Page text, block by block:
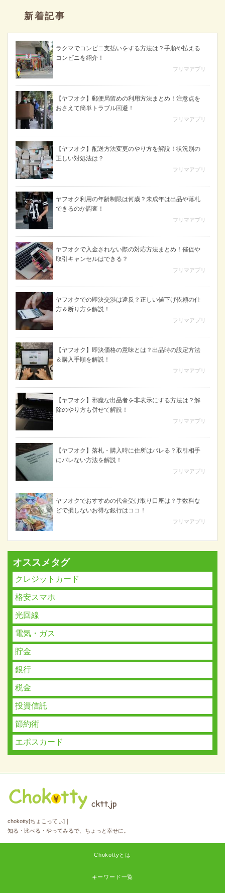
新着記事
ラクマでコンビニ支払いをする方法は？手順や払える
コンビニを紹介！
フリマアプリ
【ヤフオク】郵便局留めの利用方法まとめ！注意点を
おさえて簡単トラブル回避！
フリマアプリ
【ヤフオク】配送方法変更のやり方を解説！状況別の
正しい対処法は？
フリマアプリ
ヤフオク利用の年齢制限は何歳？未成年は出品や落札
できるのか調査！
フリマアプリ
ヤフオクで入金されない際の対応方法まとめ！催促や
取引キャンセルはできる？
フリマアプリ
ヤフオクでの即決交渉は違反？正しい値下げ依頼の仕
方＆断り方を解説！
フリマアプリ
【ヤフオク】即決価格の意味とは？出品時の設定方法
＆購入手順を解説！
フリマアプリ
【ヤフオク】邪魔な出品者を非表示にする方法は？解
除のやり方も併せて解説！
フリマアプリ
【ヤフオク】落札・購入時に住所はバレる？取引相手
にバレない方法を解説！
フリマアプリ
ヤフオクでおすすめの代金受け取り口座は？手数料な
どで損しないお得な銀行はココ！
フリマアプリ
オススメタグ
クレジットカード
格安スマホ
光回線
電気・ガス
貯金
銀行
税金
投資信託
節約術
エポスカード
chokotty[ちょこってぃ]｜
知る・比べる・やってみるで、ちょっと幸せに。
Chokottyとは
キーワード一覧